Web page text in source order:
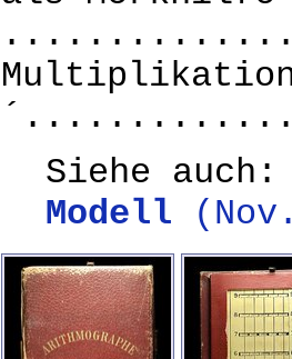
Multiplikation
Siehe
Modell